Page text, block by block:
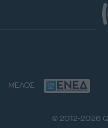
ΜΕΛΟΣ
© 2012-2026